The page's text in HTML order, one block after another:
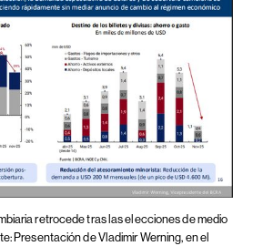
retrocede tras las elecciones de medio
Presentación de Vladimir Werning, en el